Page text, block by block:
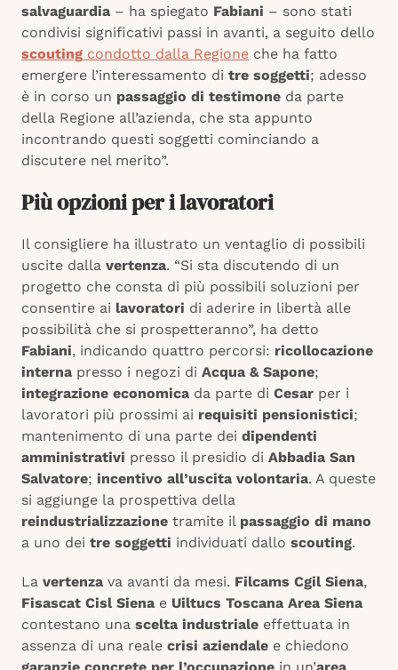
salvaguardia – ha spiegato Fabiani – sono stati
condivisi significativi passi in avanti, a seguito dello
scouting condotto dalla Regione che ha fatto
emergere l’interessamento di tre soggetti; adesso
è in corso un passaggio di testimone da parte
della Regione all’azienda, che sta appunto
incontrando questi soggetti cominciando a
discutere nel merito”.
Più opzioni per i lavoratori
Il consigliere ha illustrato un ventaglio di possibili
uscite dalla vertenza. “Si sta discutendo di un
progetto che consta di più possibili soluzioni per
consentire ai lavoratori di aderire in libertà alle
possibilità che si prospetteranno”, ha detto
Fabiani, indicando quattro percorsi: ricollocazione
interna presso i negozi di Acqua & Sapone;
integrazione economica da parte di Cesar per i
lavoratori più prossimi ai requisiti pensionistici;
mantenimento di una parte dei dipendenti
amministrativi presso il presidio di Abbadia San
Salvatore; incentivo all’uscita volontaria. A queste
si aggiunge la prospettiva della
reindustrializzazione tramite il passaggio di mano
a uno dei tre soggetti individuati dallo scouting.
La vertenza va avanti da mesi. Filcams Cgil Siena,
Fisascat Cisl Siena e Uiltucs Toscana Area Siena
contestano una scelta industriale effettuata in
assenza di una reale crisi aziendale e chiedono